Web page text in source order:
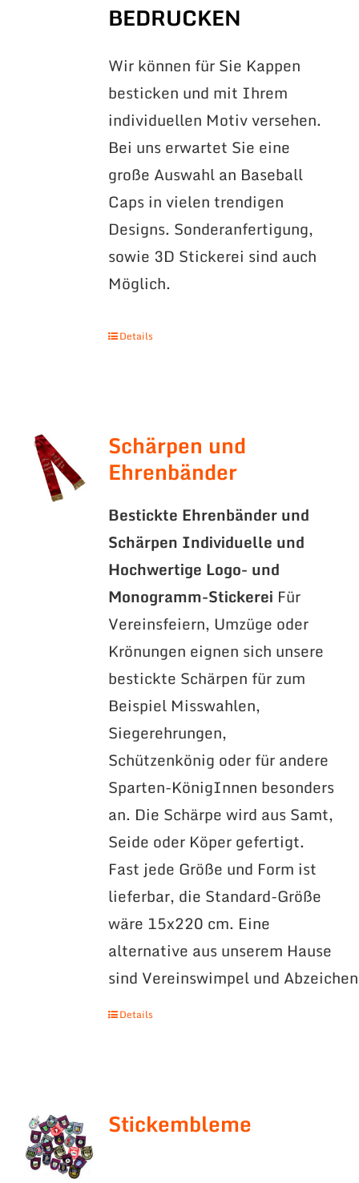
BEDRUCKEN
Wir können für Sie Kappen
besticken und mit Ihrem
individuellen Motiv versehen.
Bei uns erwartet Sie eine
große Auswahl an Baseball
Caps in vielen trendigen
Designs. Sonderanfertigung,
sowie 3D Stickerei sind auch
Möglich.
Details
Schärpen und
Ehrenbänder
Bestickte Ehrenbänder und
Schärpen Individuelle und
Hochwertige Logo- und
Monogramm-Stickerei Für
Vereinsfeiern, Umzüge oder
Krönungen eignen sich unsere
bestickte Schärpen für zum
Beispiel Misswahlen,
Siegerehrungen,
Schützenkönig oder für andere
Sparten-KönigInnen besonders
an. Die Schärpe wird aus Samt,
Seide oder Köper gefertigt.
Fast jede Größe und Form ist
lieferbar, die Standard-Größe
wäre 15x220 cm. Eine
alternative aus unserem Hause
sind Vereinswimpel und
Details
Stickembleme